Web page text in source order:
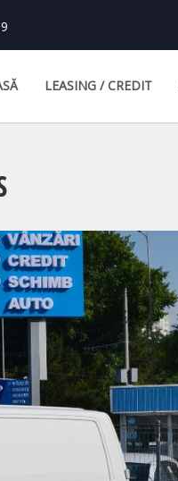
LEASING / CREDIT